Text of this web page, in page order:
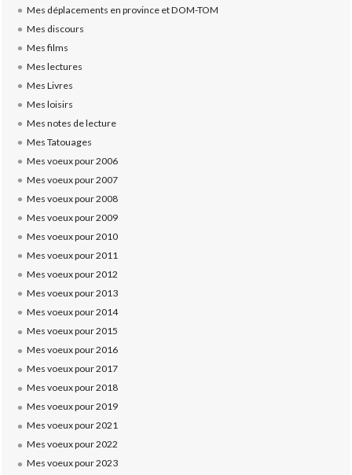
Mes déplacements en province et DOM-TOM
Mes discours
Mes films
Mes lectures
Mes Livres
Mes loisirs
Mes notes de lecture
Mes Tatouages
Mes voeux pour 2006
Mes voeux pour 2007
Mes voeux pour 2008
Mes voeux pour 2009
Mes voeux pour 2010
Mes voeux pour 2011
Mes voeux pour 2012
Mes voeux pour 2013
Mes voeux pour 2014
Mes voeux pour 2015
Mes voeux pour 2016
Mes voeux pour 2017
Mes voeux pour 2018
Mes voeux pour 2019
Mes voeux pour 2021
Mes voeux pour 2022
Mes voeux pour 2023